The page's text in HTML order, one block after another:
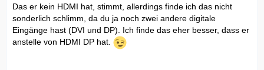
Das er kein HDMI hat, stimmt, allerdings finde ich das nicht
sonderlich schlimm, da du ja noch zwei andere digitale
Eingänge hast (DVI und DP). Ich finde das eher besser, dass er
anstelle von HDMI DP hat.